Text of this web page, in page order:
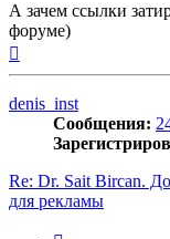
А зачем ссылки
форуме)
denis_inst
Сообщения:
Re: Dr. Sait Bircan.
для рекламы